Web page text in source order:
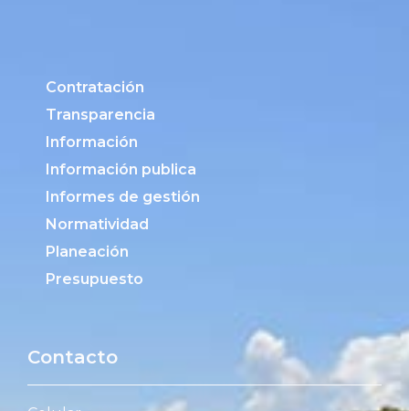
Contratación
Transparencia
Información
Información publica
Informes de gestión
Normatividad
Planeación
Presupuesto
Contacto